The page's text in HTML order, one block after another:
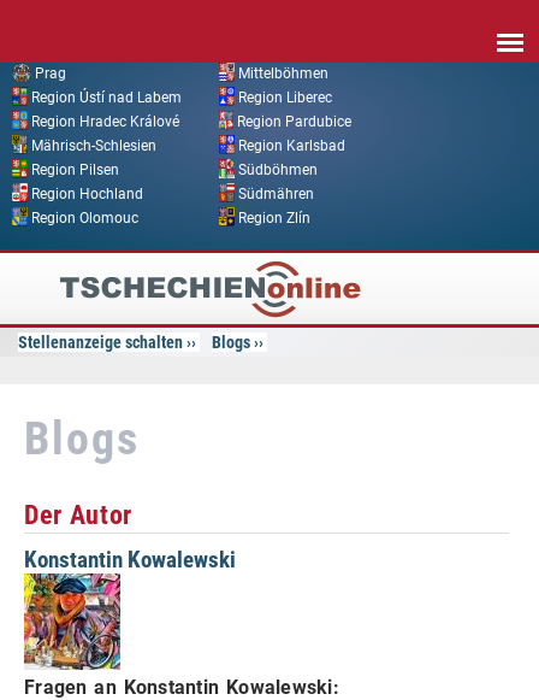
Prag
Mittelböhmen
Region Ústí nad Labem
Region Liberec
Region Hradec Králové
Region Pardubice
Mährisch-Schlesien
Region Karlsbad
Region Pilsen
Südböhmen
Region Hochland
Südmähren
Region Olomouc
Region Zlín
Tschechien
Online
Stellenanzeige schalten Blogs
Blogs
Der Autor
Konstantin Kowalewski
Fragen an Konstantin Kowalewski: